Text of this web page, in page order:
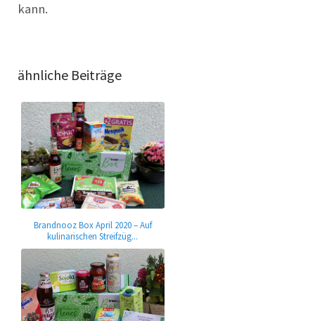
kann.
ähnliche Beiträge
Brandnooz Box April 2020 – Auf
kulinarischen Streifzüg...